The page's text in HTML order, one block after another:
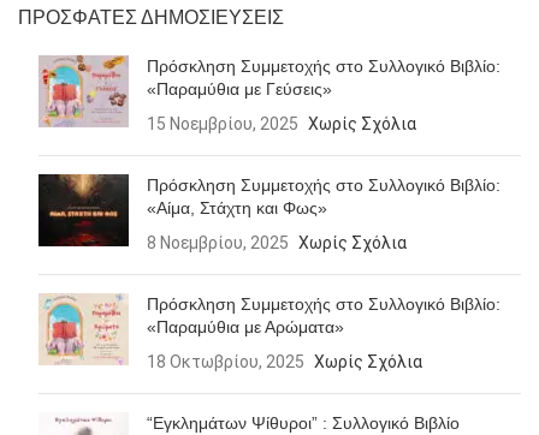
ΠΡΟΣΦΑΤΕΣ ΔΗΜΟΣΙΕΥΣΕΙΣ
Πρόσκληση Συμμετοχής στο Συλλογικό Βιβλίο:
«Παραμύθια με Γεύσεις»
15 Νοεμβρίου, 2025 Χωρίς Σχόλια
Πρόσκληση Συμμετοχής στο Συλλογικό Βιβλίο:
«Αίμα, Στάχτη και Φως»
8 Νοεμβρίου, 2025 Χωρίς Σχόλια
Πρόσκληση Συμμετοχής στο Συλλογικό Βιβλίο:
«Παραμύθια με Αρώματα»
18 Οκτωβρίου, 2025 Χωρίς Σχόλια
“Εγκλημάτων Ψίθυροι” : Συλλογικό Βιβλίο